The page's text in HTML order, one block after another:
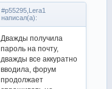
#p55295,Lera1
написал(а):
Дважды получила
пароль на почту,
дважды все аккуратно
вводила, форум
продолжает